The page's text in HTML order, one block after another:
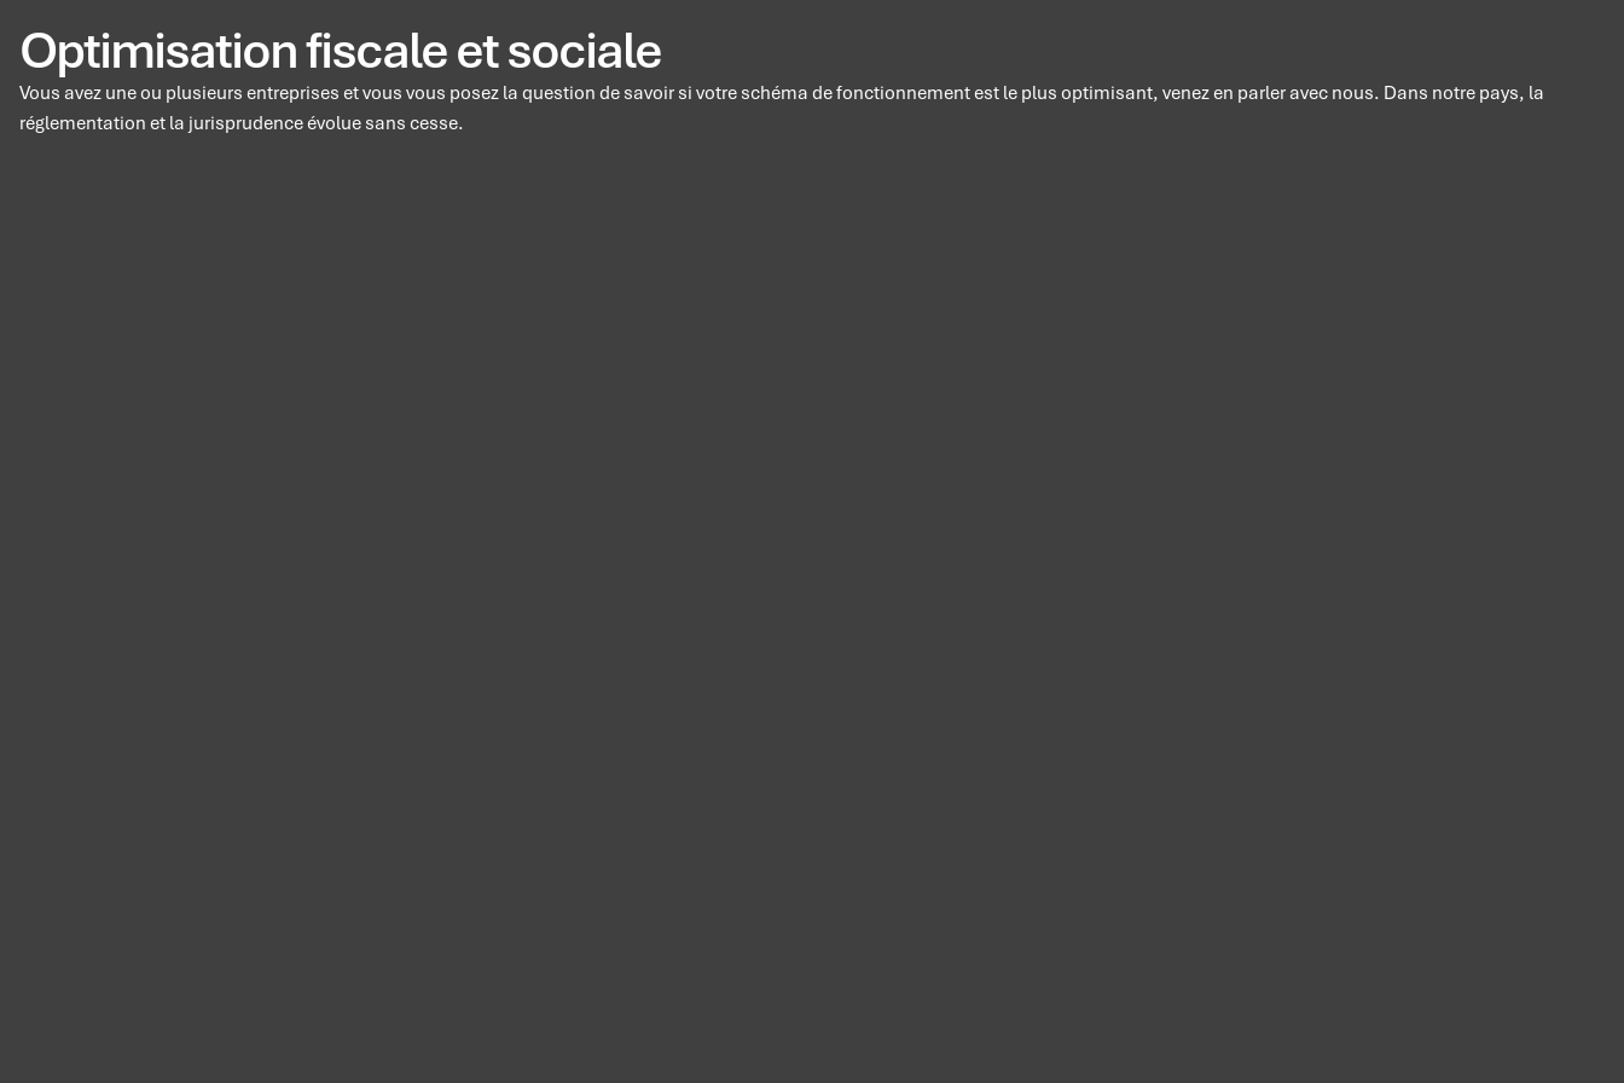
Optimisation fiscale et sociale
Vous avez une ou plusieurs entreprises et vous vous posez la question de savoir si votre schéma de fonctionnement est le plus optimisant, venez en parler avec nous. Dans notre pays, la
réglementation et la jurisprudence évolue sans cesse.